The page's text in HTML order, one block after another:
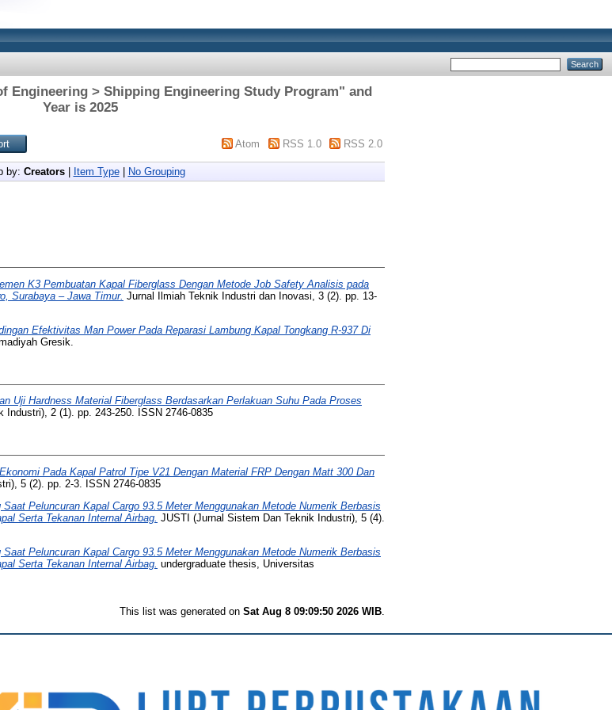
Engineering > Shipping Engineering Study Program" and
Year is 2025
Atom RSS 1.0 RSS 2.0
by: Creators| Item Type| No Grouping
K3 Pembuatan Kapal Fiberglass Dengan Metode Job Safety Analisis pada
Surabaya – Jawa Timur. Jurnal Ilmiah Teknik Industri dan Inovasi, 3 (2). pp. 13-
Efektivitas Man Power Pada Reparasi Lambung Kapal Tongkang R-937 Di
Gresik.
Uji Hardness Material Fiberglass Berdasarkan Perlakuan Suhu Pada Proses
Industri), 2 (1). pp. 243-250. ISSN 2746-0835
Pada Kapal Patrol Tipe V21 Dengan Material FRP Dengan Matt 300 Dan
5 (2). pp. 2-3. ISSN 2746-0835
Peluncuran Kapal Cargo 93.5 Meter Menggunakan Metode Numerik Berbasis
Serta Tekanan Internal Airbag. JUSTI (Jurnal Sistem Dan Teknik Industri), 5 (4).
Peluncuran Kapal Cargo 93.5 Meter Menggunakan Metode Numerik Berbasis
Serta Tekanan Internal Airbag. undergraduate thesis, Universitas
This list was generated on Sat Aug 8 09:09:50 2026 WIB